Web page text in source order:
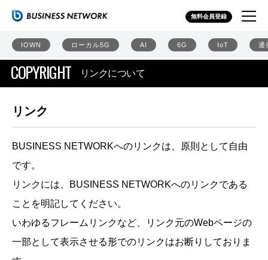
無料会員登録
IOWN ローカル5G AI 6G IoT 通
COPYRIGHT リンクについて
リンク
BUSINESS NETWORKへのリンクは、原則として自由
です。
リンクには、BUSINESS NETWORKへのリンクである
ことを明記してください。
いわゆるフレームリンクなど、リンク元のWebページの
一部として表示させる形でのリンクはお断りしておりま